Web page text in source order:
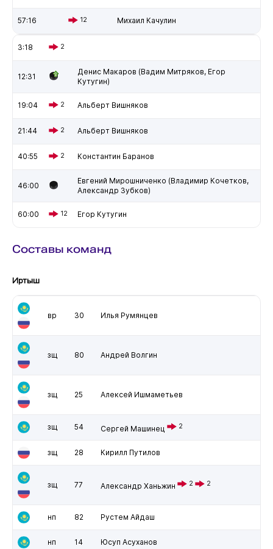
57:16 12 Михаил Качулин
3:18 2
12:31
Денис Макаров (Вадим Митряков, Егор
Кутугин)
19:04 2 Альберт Вишняков
21:44 2 Альберт Вишняков
40:55 2 Константин Баранов
46:00
Евгений Мирошниченко (Владимир Кочетков,
Александр Зубков)
60:00 12 Егор Кутугин
Составы команд
Иртыш
вр 30 Илья Румянцев
зщ 80 Андрей Волгин
зщ 25 Алексей Ишмаметьев
зщ 54 Сергей Машинец 2
зщ 28 Кирилл Путилов
зщ 77 Александр Ханьжин 2 2
нп 82 Рустем Айдаш
нп 14 Юсуп Асуханов